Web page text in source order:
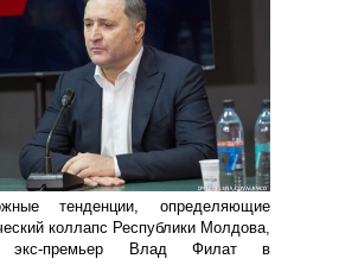
тенденции, определяющие
коллапс Республики Молдова,
экс-премьер Влад Филат в